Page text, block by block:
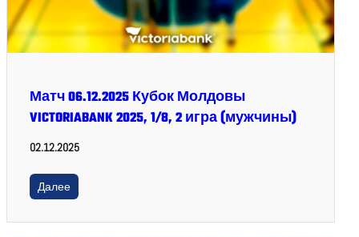
Матч 06.12.2025 Кубок Молдовы
VICTORIABANK 2025, 1/8, 2 игра (мужчины)
02.12.2025
Далее